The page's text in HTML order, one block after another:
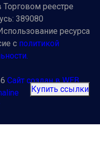
реестре
389080
ресурса
с политикой
Сайт создан в WEB
Купить ссылки